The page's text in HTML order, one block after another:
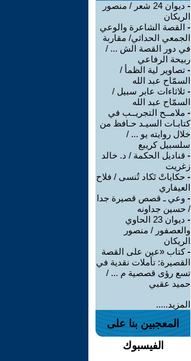
-
ديوان 24 شعر / منصور
الريكان
- القصة الشاعرة والوعي
الجمعي الحداثي/ مقاربة
في دور القصة الش ... /
ربيحة الرفاعي
- تصاوير لية الظمأ /
السمّاح عبد الله
- ثلاثاءات عابر سبيل /
السمّاح عبد الله
- ملامــح التجريــب في
كتابـات السيـد حـافظ من
خلال روايته يو ... /
سلسبيل كريبع
- قناديل الحكمة / د. خالد
زغريت
- حكاياتْ تَكاد تُنسى / فلاح
العيفاري
- وعي ـ قصص قصيرة جدا
/ حسين جداونه
-
ديوان 23 الحاوي
والعصفور / منصور
الريكان
-كتاب «عين على القصة
القصيرة: تأملات نقدية في
تسع رؤى قصصية م ... /
حميد عقبي
المزيد.....
المعجبين بنا على
الفيسبوك